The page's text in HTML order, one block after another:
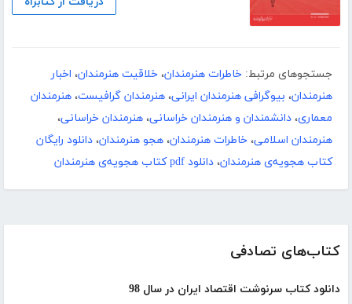
کتاب‌های تصادفی
دانلود کتاب سرنوشت اقتصاد ایران در سال 98
جستجوهای مرتبط: خاطرات هنرمندان، خلاقیت هنرمندان، اخبار
هنرمندان، بیوگرافی هنرمندان ایرانی، هنرمندان گرافیست، هنرمندان
معماری، دانشمندان و هنرمندان خراسانی، هنرمندان خراسانی،
هنرمندان اسلامی، خاطرات هنرمندان، هجو هنرمندان، دانلود رایگان
کتاب هجویه‌ی هنرمندان، دانلود pdf کتاب هجویه‌ی هنرمندان